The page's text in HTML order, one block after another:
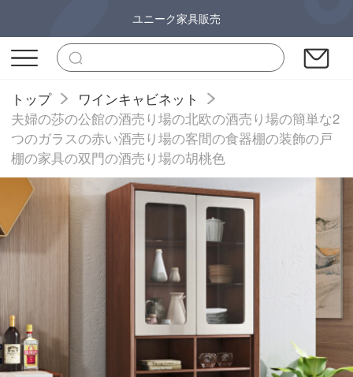
ユニーク家具販売
トップ
ワインキャビネット
夫婦の莎の公館の酒売り場の北欧の酒売り場の簡単な2
つのガラスの赤い酒売り場の客間の食器棚の装飾の戸
棚の家具の双門の酒売り場の胡桃色